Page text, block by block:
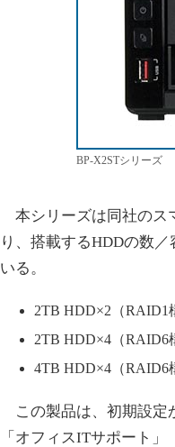
BP-X2STシリーズ
本シリーズは同社のス
り、搭載するHDDの数
いる。
2TB HDD×2（RAID1
2TB HDD×4（RAID6
4TB HDD×4（RAID6
この製品は、初期設定
「オフィスITサポート